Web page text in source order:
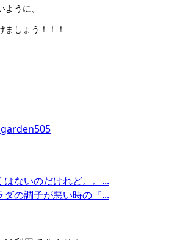
ように、
ましょう！！！
ないのだけれど。。...
ダの調子が悪い時の『...